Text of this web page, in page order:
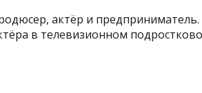
актёр и предприниматель.
в телевизионном